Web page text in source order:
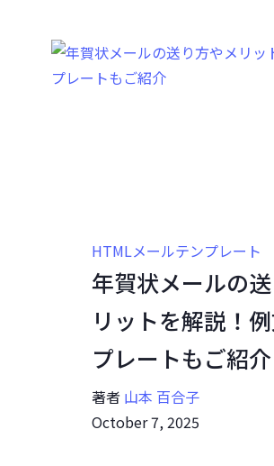
HTMLメールテンプレート
年賀状メールの
リットを解説！
プレートもご紹介
著者 山本 百合子
October 7, 2025